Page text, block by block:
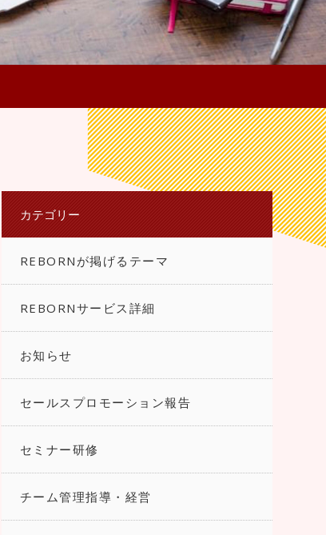
カテゴリー
REBORNが掲げるテーマ
REBORNサービス詳細
お知らせ
セールスプロモーション報告
セミナー研修
チーム管理指導・経営